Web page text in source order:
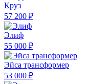
Круз
57 200 ₽
Элиф
55 000 ₽
Эйса трансформер
53 000 ₽